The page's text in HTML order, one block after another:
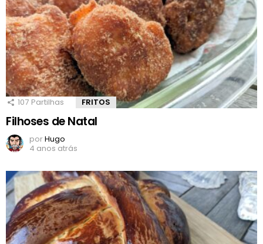
107 Partilhas FRITOS
Filhoses de Natal
porHugo
4 anos atrás